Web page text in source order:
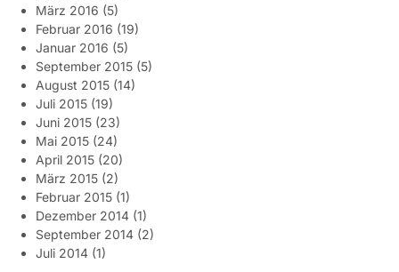
März 2016 (5)
Februar 2016 (19)
Januar 2016 (5)
September 2015 (5)
August 2015 (14)
Juli 2015 (19)
Juni 2015 (23)
Mai 2015 (24)
April 2015 (20)
März 2015 (2)
Februar 2015 (1)
Dezember 2014 (1)
September 2014 (2)
Juli 2014 (1)